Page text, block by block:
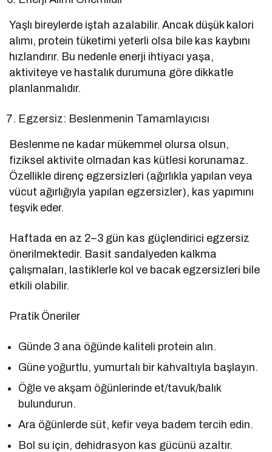
Yaşlı bireylerde iştah azalabilir. Ancak düşük kalori
alımı, protein tüketimi yeterli olsa bile kas kaybını
hızlandırır. Bu nedenle enerji ihtiyacı yaşa,
aktiviteye ve hastalık durumuna göre dikkatle
planlanmalıdır.
Egzersiz: Beslenmenin Tamamlayıcısı
Beslenme ne kadar mükemmel olursa olsun,
fiziksel aktivite olmadan kas kütlesi korunamaz.
Özellikle direnç egzersizleri (ağırlıkla yapılan veya
vücut ağırlığıyla yapılan egzersizler), kas yapımını
teşvik eder.
Haftada en az 2–3 gün kas güçlendirici egzersiz
önerilmektedir. Basit sandalyeden kalkma
çalışmaları, lastiklerle kol ve bacak egzersizleri bile
etkili olabilir.
Pratik Öneriler
Günde 3 ana öğünde kaliteli protein alın.
Güne yoğurtlu, yumurtalı bir kahvaltıyla başlayın.
Öğle ve akşam öğünlerinde et/tavuk/balık
bulundurun.
Ara öğünlerde süt, kefir veya badem tercih edin.
Bol su için, dehidrasyon kas gücünü azaltır.